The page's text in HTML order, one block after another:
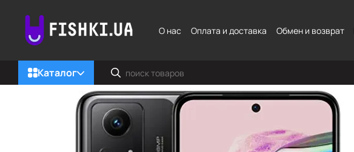
О нас
Оплата и доставка Обмен и возврат
Каталог